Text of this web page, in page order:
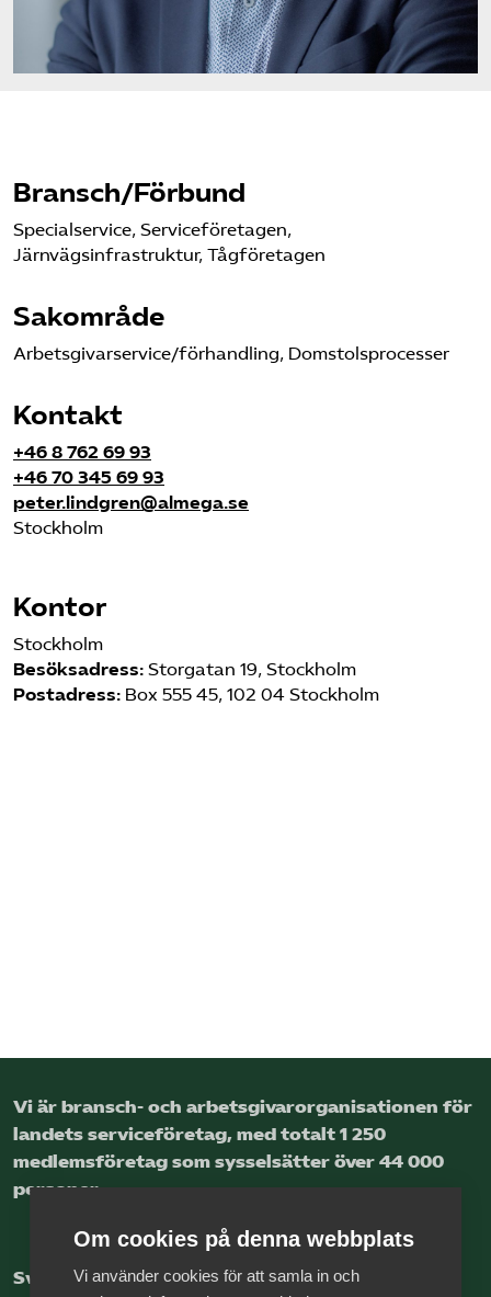
Press
In English
Bransch/Förbund
Specialservice, Serviceföretagen,
Järnvägsinfrastruktur, Tågföretagen
Sakområde
Arbetsgivarservice/förhandling, Domstolsprocesser
Kontakt
+46 8 762 69 93
+46 70 345 69 93
peter.lindgren@almega.se
Stockholm
Kontor
Stockholm
Besöksadress: Storgatan 19, Stockholm
Postadress: Box 555 45, 102 04 Stockholm
Vi är bransch- och arbetsgivar­organisationen för
landets service­företag, med totalt 1 250
medlems­företag som sysselsätter över 44 000
personer.
Sveriges nya basnäring
Om cookies på denna webbplats
Vi använder cookies för att samla in och